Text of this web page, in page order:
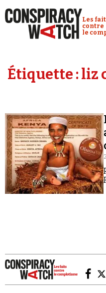
Les
contre
le
Analyses
Vidéos
Revues
Étiquette :liz